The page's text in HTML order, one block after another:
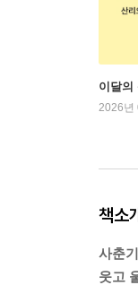
이달의
2026년
책소
사춘
웃고